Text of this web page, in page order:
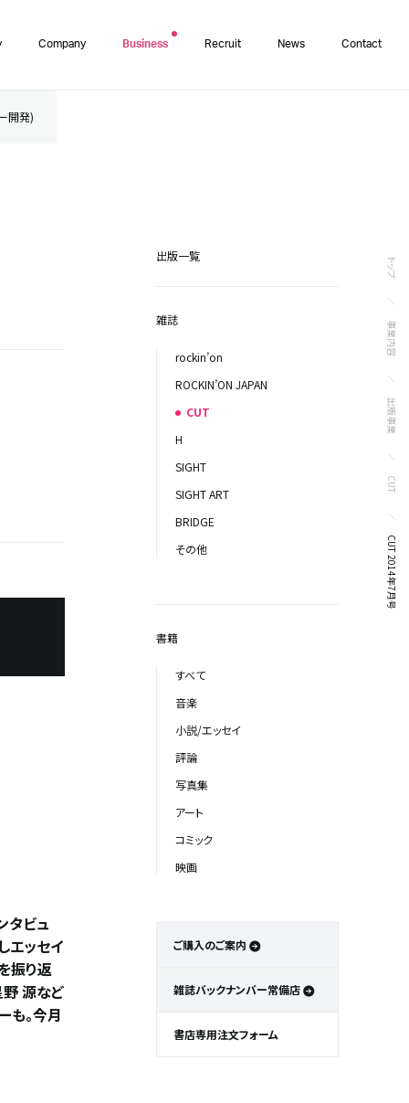
Company Business Recruit News Contact
トップ
事業内容
出版事業
CUT
CUT 2014年7月号
開発)
タビュ
エッセイ
振り返
野 源など
も。今月
出版一覧
雑誌
rockin’on
ROCKIN’ON JAPAN
CUT
H
SIGHT
SIGHT ART
BRIDGE
その他
書籍
すべて
音楽
小説/エッセイ
評論
写真集
アート
コミック
映画
ご購入のご案内
雑誌バックナンバー常備店
書店専用注文フォーム